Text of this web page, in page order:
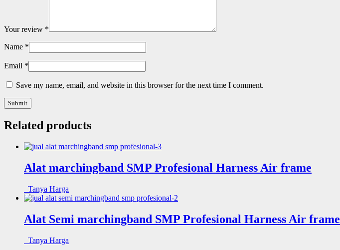
Your review *
Name *
Email *
Save my name, email, and website in this browser for the next time I comment.
Related products
Alat marchingband SMP Profesional Harness Air frame
Tanya Harga
Alat Semi marchingband SMP Profesional Harness Air frame
Tanya Harga